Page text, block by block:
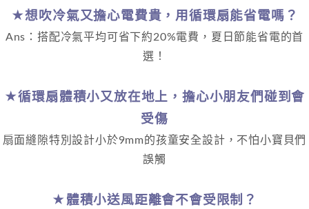
★想吹冷氣又擔心電費貴，用循環扇能省電嗎？
Ans：搭配冷氣平均可省下約20%電費，夏日節能省電的首
選！
★循環扇體積小又放在地上，擔心小朋友們碰到會
受傷
扇面縫隙特別設計小於9mm的孩童安全設計，不怕小寶貝們
誤觸
★體積小送風距離會不會受限制？